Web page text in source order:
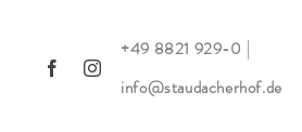
+49 8821 929-0
info@staudacherhof.de